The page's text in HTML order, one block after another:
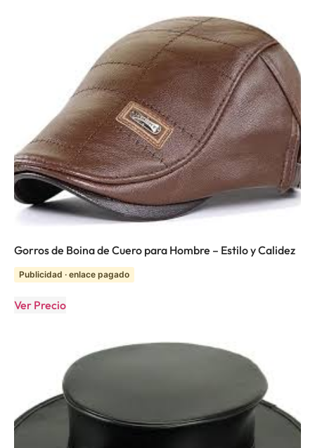
Gorros de Boina de Cuero para Hombre – Estilo y Calidez
Publicidad · enlace pagado
Ver Precio